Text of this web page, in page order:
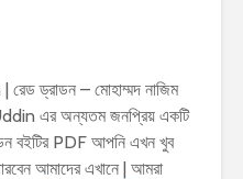
ড্রাডন – মোহাম্মদ নাজিম
এর অন্যতম জনপ্রিয় একটি
বইটির PDF আপনি এখন খুব
আমাদের এখানে | আমরা